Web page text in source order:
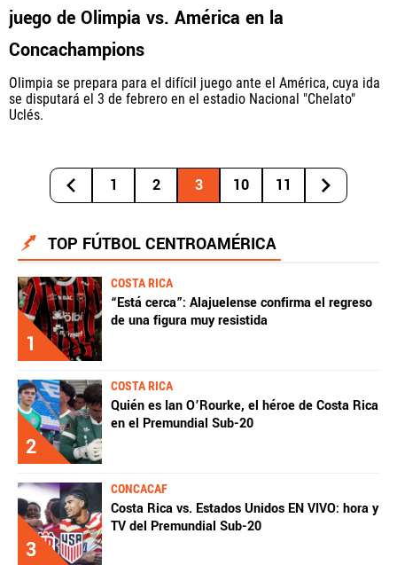
juego de Olimpia vs. América en la
Concachampions
Olimpia se prepara para el difícil juego ante el América, cuya ida
se disputará el 3 de febrero en el estadio Nacional "Chelato"
Uclés.
1 2 3 10 11
TOP FÚTBOL CENTROAMÉRICA
1
COSTA RICA
“Está cerca”: Alajuelense confirma el regreso
de una figura muy resistida
2
COSTA RICA
Quién es Ian O’Rourke, el héroe de Costa Rica
en el Premundial Sub-20
3
CONCACAF
Costa Rica vs. Estados Unidos EN VIVO: hora y
TV del Premundial Sub-20